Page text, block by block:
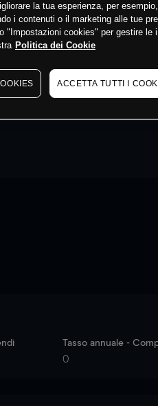
Tasso annuale -
0
la tua esperienza, per
i contenuti o il marketing alle tue
"Impostazioni cookies" per gestire le
Politica dei Cookie
ACCETTA TUTTI I